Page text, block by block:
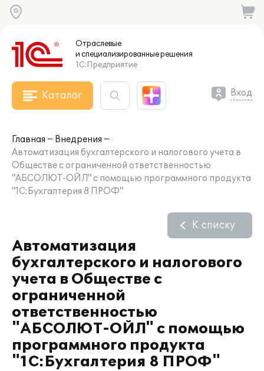
Отраслевые
и специализированныерешения
1С:Предприятие
Каталог Вход
Главная
Внедрения
Автоматизация бухгалтерского и налогового учета в
Обществе с ограниченной ответственностью
"АБСОЛЮТ-ОЙЛ" с помощью программного продукта
"1С:Бухгалтерия 8 ПРОФ"
Автоматизация
бухгалтерского и налогового
учета в Обществе с
ограниченной
ответственностью
"АБСОЛЮТ-ОЙЛ" с помощью
программного продукта
"1С:Бухгалтерия 8 ПРОФ"
К списку